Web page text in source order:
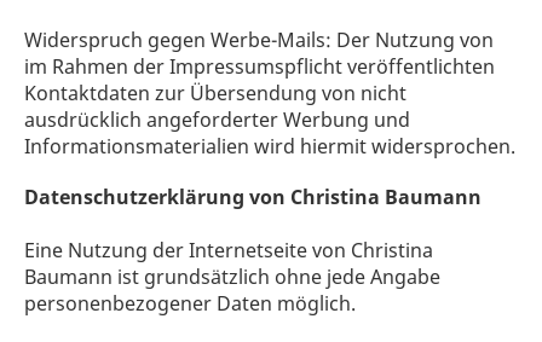
Widerspruch gegen Werbe-Mails: Der Nutzung von
im Rahmen der Impressumspflicht veröffentlichten
Kontaktdaten zur Übersendung von nicht
ausdrücklich angeforderter Werbung und
Informationsmaterialien wird hiermit widersprochen.
Datenschutzerklärung von Christina Baumann
Eine Nutzung der Internetseite von Christina
Baumann ist grundsätzlich ohne jede Angabe
personenbezogener Daten möglich.